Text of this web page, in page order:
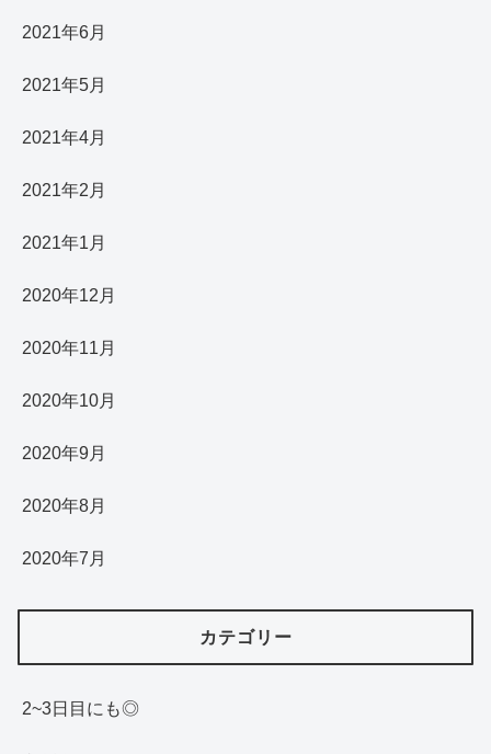
2021年6月
2021年5月
2021年4月
2021年2月
2021年1月
2020年12月
2020年11月
2020年10月
2020年9月
2020年8月
2020年7月
カテゴリー
2~3日目にも◎